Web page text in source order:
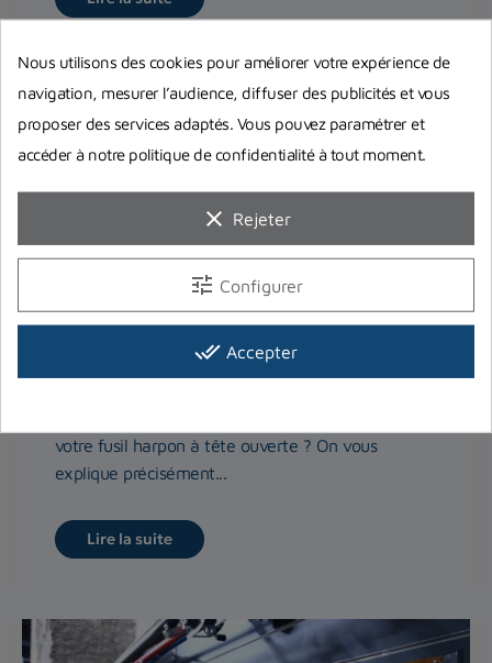
Monter soi-même un fusil de chasse
à tête ouverte
votre fusil harpon à tête ouverte ? On vous
explique précisément...
Lire la suite
Nous utilisons des cookies pour améliorer votre expérience de
navigation, mesurer l’audience, diffuser des publicités et vous
proposer des services adaptés. Vous pouvez paramétrer et
accéder à notre politique de confidentialité à tout moment.
clear Rejeter
tune Configurer
done_all Accepter